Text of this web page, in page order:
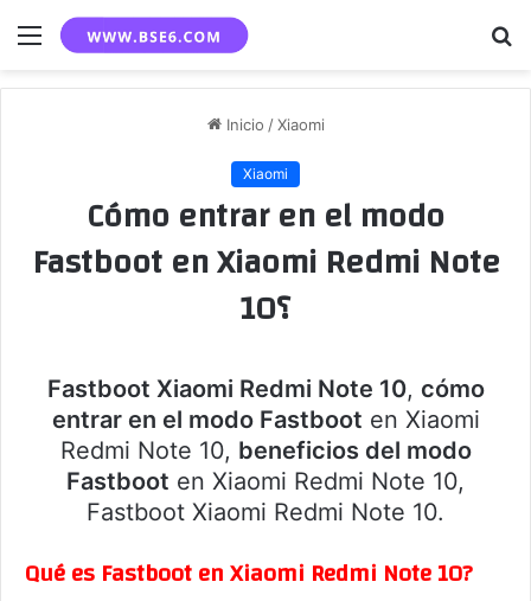
Menú
Inicio / Xiaomi
Xiaomi
Cómo entrar en el modo
Fastboot en Xiaomi Redmi Note
10؟
Fastboot Xiaomi Redmi Note 10, cómo
entrar en el modo Fastboot en Xiaomi
Redmi Note 10, beneficios del modo
Fastboot en Xiaomi Redmi Note 10,
Fastboot Xiaomi Redmi Note 10.
Qué es Fastboot en Xiaomi Redmi Note 10?